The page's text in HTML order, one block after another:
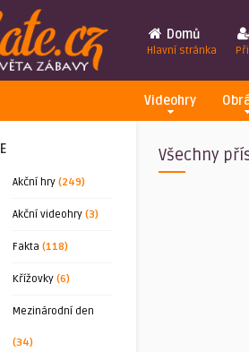
Domů
Hlavní stránka
Videohry
Akční hry (249)
Akční videohry (3)
Fakta (118)
Křížovky (6)
Mezinárodní den
(34)
Všechny